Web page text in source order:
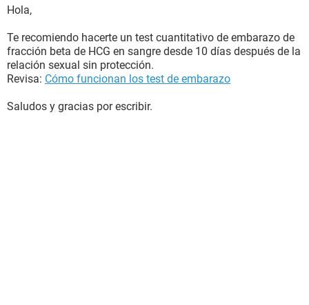
Hola,
Te recomiendo hacerte un test cuantitativo de embarazo de
fracción beta de HCG en sangre desde 10 días después de la
relación sexual sin protección.
Revisa: Cómo funcionan los test de embarazo
Saludos y gracias por escribir.